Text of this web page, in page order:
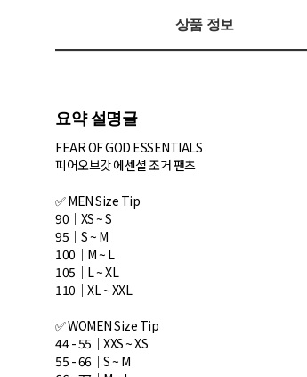
상품 정보
요약 설명글
FEAR OF GOD ESSENTIALS
피어오브갓 에센셜 조거 팬츠
✅ MEN Size Tip
90｜XS ~ S
95｜S ~ M
100｜M ~ L
105｜L ~ XL
110｜XL ~ XXL
✅ WOMEN Size Tip
44 - 55｜XXS ~ XS
55 - 66｜S ~ M